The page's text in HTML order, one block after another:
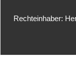
Rechteinhaber: